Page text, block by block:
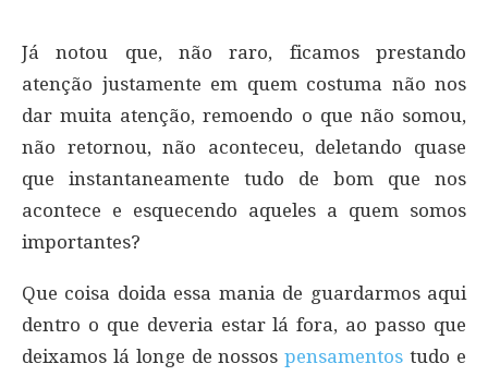
Já notou que, não raro, ficamos prestando
atenção justamente em quem costuma não nos
dar muita atenção, remoendo o que não somou,
não retornou, não aconteceu, deletando quase
que instantaneamente tudo de bom que nos
acontece e esquecendo aqueles a quem somos
importantes?
Que coisa doida essa mania de guardarmos aqui
dentro o que deveria estar lá fora, ao passo que
deixamos lá longe de nossospensamentos tudo e